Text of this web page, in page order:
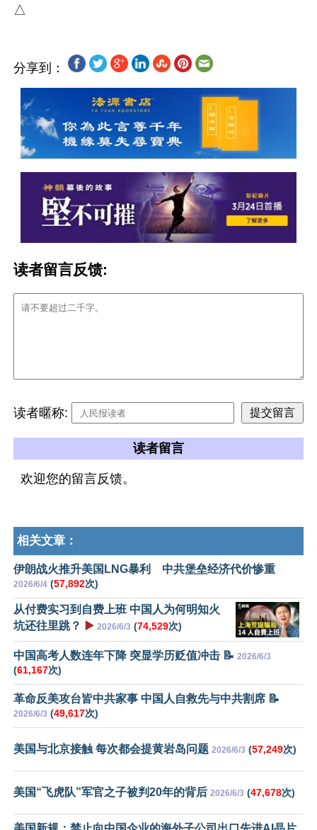
分享到：
读者留言反馈:
读者暱称:
读者留言
欢迎您的留言反馈。
相关文章：
伊朗战火推升美国LNG暴利 中共堡垒经济代价惨重
2026/6/4 (57,892次)
从付费实习到自费上班 中国人为何明知火
坑还往里跳？
▶️ 2026/6/3 (74,529次)
中国高考人数连年下降 突显学历贬值冲击 📝 2026/6/3
(61,167次)
革命反美攻台皆中共家事 中国人自救先与中共割席 📝
2026/6/3 (49,617次)
美国与北京接触 每次都会提黄岩岛问题 2026/6/3 (57,249次)
美国“飞虎队”军官之子被判20年的背后 2026/6/3 (47,678次)